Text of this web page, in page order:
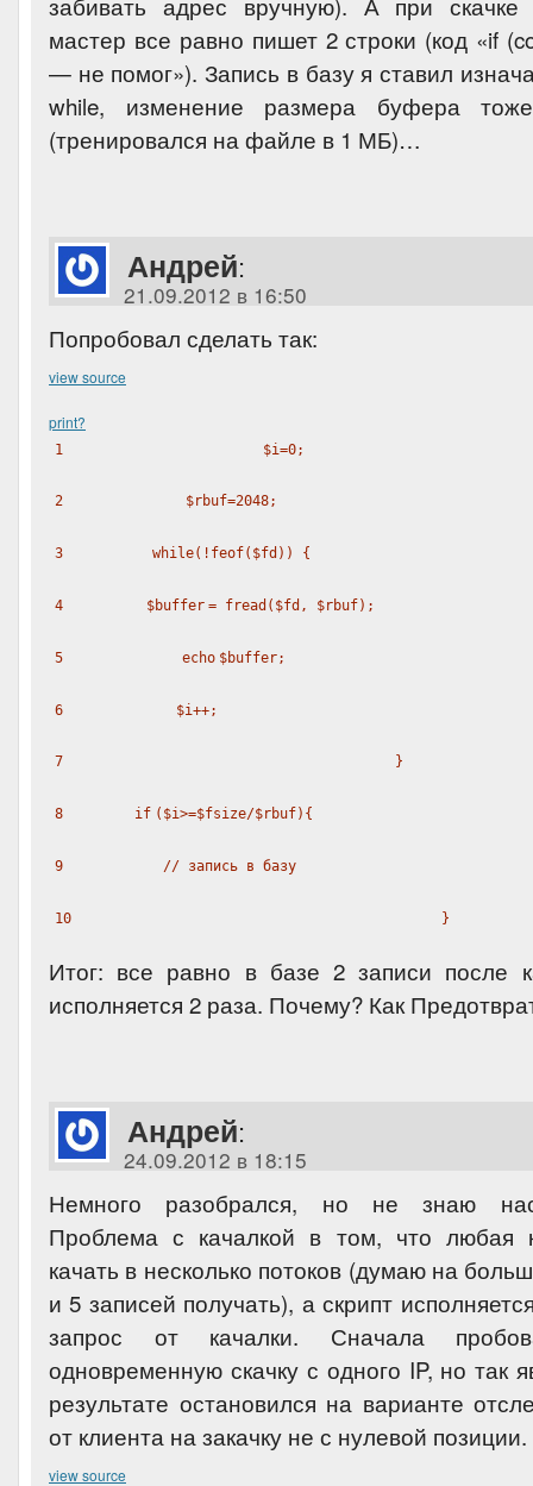
мастер все равно пишет 2 строки (код «if
— не помог»). Запись в базу я ставил
while, изменение размера буфера тоже
(тренировался на файле в 1 МБ)…
Андрей:
21.09.2012 в 16:50
Попробовал сделать так:
view source
print?
1 $i=0;
2 $rbuf=2048;
3 while(! feof( $fd )) {
4 $buffer = fread ( $fd , $rbuf);
5 echo $buffer;
6 $i++;
7 }
8 if ( $i>=$fsize/$rbuf){
9 // запись в базу
10 }
Итог: все равно в базе 2 записи после
исполняется 2 раза. Почему? Как
Андрей:
24.09.2012 в 18:15
Немного разобрался, но не знаю
Проблема с качалкой в том, что любая
качать в несколько потоков (думаю на
и 5 записей получать), а скрипт
запрос от качалки. Сначала
одновременную скачку с одного IP, но так
результате остановился на варианте
от клиента на закачку не с нулевой позиции.
view source